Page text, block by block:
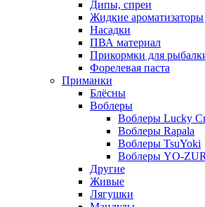
Дипы, спреи
Жидкие ароматизаторы
Насадки
ПВА материал
Прикормки для
Форелевая паста
Приманки
Блёсны
Воблеры
Воблеры Lucky
Воблеры Rapala
Воблеры TsuYoki
Воблеры YO-
Другие
Живые
Лягушки